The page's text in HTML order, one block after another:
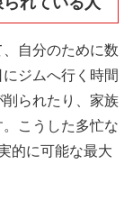
自分のために数
ジムへ行く時間
られたり、家族
こうした多忙な
的に可能な最大